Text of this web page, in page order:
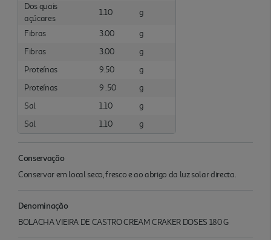
Dos quais
açúcares
1.10 g
Fibras 3.00
g
Fibras
3.00
g
Proteínas
9.50
g
Proteínas
9 .50
g
Sal
1.10
g
Sal
1.10 g
Conservação
Conservar em local seco, fresco e ao abrigo da luz solar directa.
Denominação
BOLACHA VIEIRA DE CASTRO CREAM CRAKER DOSES 180 G